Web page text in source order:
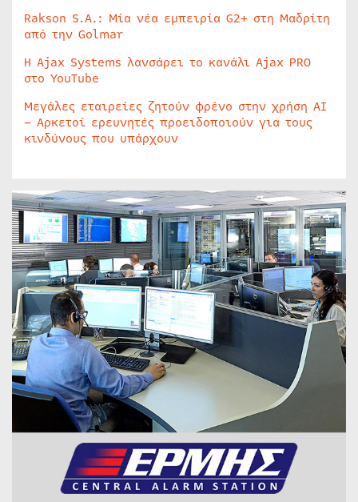
Rakson S.A.: Μία νέα εμπειρία G2+ στη Μαδρίτη
από την Golmar
Η Ajax Systems λανσάρει το κανάλι Ajax PRO
στο YouTube
Μεγάλες εταιρείες ζητούν φρένο στην χρήση AI
– Αρκετοί ερευνητές προειδοποιούν για τους
κινδύνους που υπάρχουν